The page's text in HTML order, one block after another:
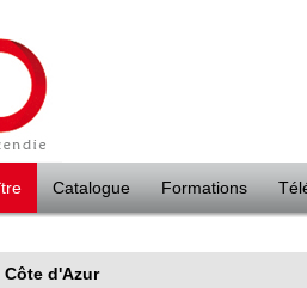
Catalogue Formations
Côte d'Azur